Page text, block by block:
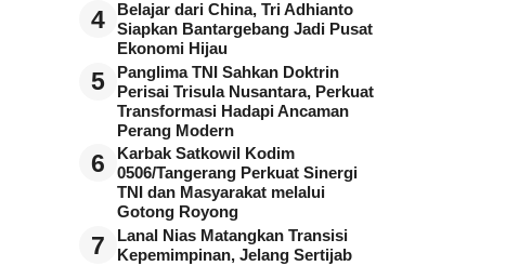
4
Belajar dari China, Tri Adhianto
Siapkan Bantargebang Jadi Pusat
Ekonomi Hijau
5
Panglima TNI Sahkan Doktrin
Perisai Trisula Nusantara, Perkuat
Transformasi Hadapi Ancaman
Perang Modern
6
Karbak Satkowil Kodim
0506/Tangerang Perkuat Sinergi
TNI dan Masyarakat melalui
Gotong Royong
7
Lanal Nias Matangkan Transisi
Kepemimpinan, Jelang Sertijab